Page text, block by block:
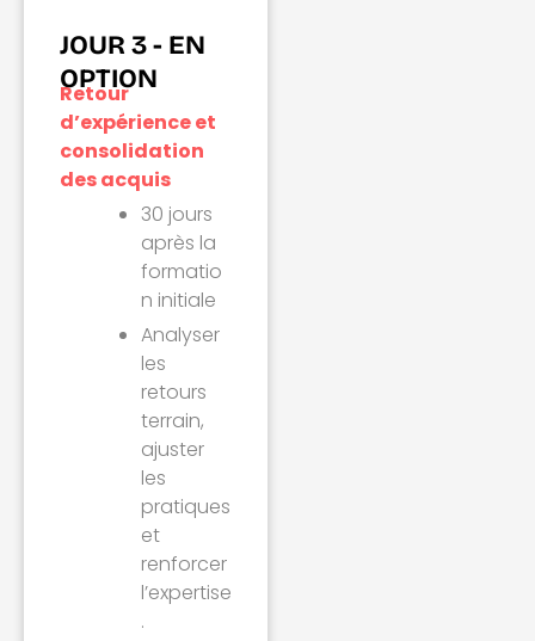
JOUR 3 - EN
OPTION
Retour
d’expérience et
consolidation
des acquis
30 jours
après la
formatio
n initiale
Analyser
les
retours
terrain,
ajuster
les
pratiques
et
renforcer
l’expertise
.